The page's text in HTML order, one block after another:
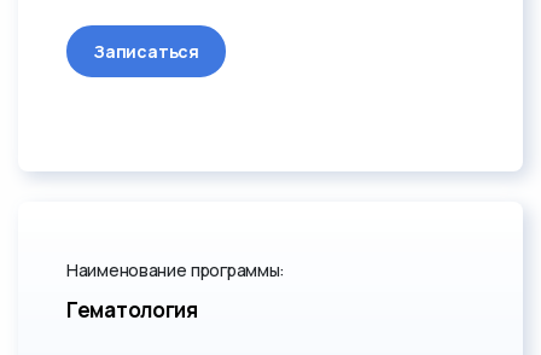
Записаться
Наименование программы:
Гематология